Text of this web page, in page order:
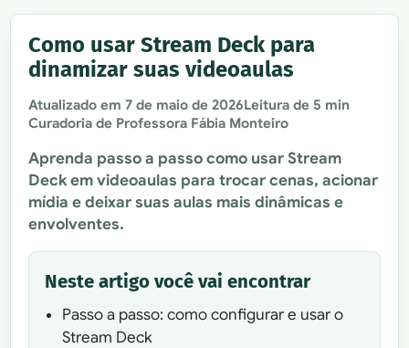
Como usar Stream Deck para
dinamizar suas videoaulas
Atualizado em7 de maio de 2026Leitura de 5 min
Curadoria de Professora Fábia Monteiro
Aprenda passo a passo como usar Stream
Deck em videoaulas para trocar cenas, acionar
mídia e deixar suas aulas mais dinâmicas e
envolventes.
Neste artigo você vai encontrar
Passo a passo: como configurar e usar o
Stream Deck